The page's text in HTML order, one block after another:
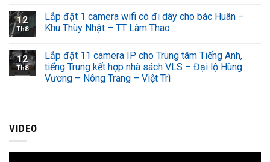
12
Th8
Lắp đặt 1 camera wifi có đi dây cho bác Huân –
Khu Thùy Nhật – TT Lâm Thao
12
Th8
Lắp đặt 11 camera IP cho Trung tâm Tiếng Anh,
tiếng Trung kết hợp nhà sách VLS – Đại lộ Hùng
Vương – Nông Trang – Việt Trì
VIDEO